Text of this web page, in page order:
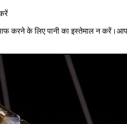
करने के लिए पानी का इस्तेमाल न